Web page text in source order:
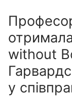
without
у